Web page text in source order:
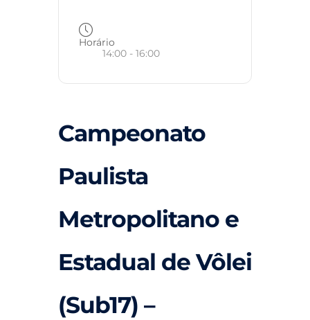
Horário
14:00 - 16:00
Campeonato
Paulista
Metropolitano e
Estadual de Vôlei
(Sub17) –